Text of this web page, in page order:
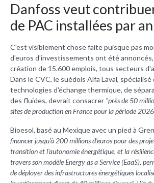
Danfoss veut
de PAC installées par an
C'est visiblement chose faite puisque pas
d'euros d'investissements ont été annoncés,
création de 15.600 emplois, tous secteurs
Dans le CVC, le suédois Alfa Laval, spécialisé
technologies d'échange thermique, de
des fluides, devrait consacrer "près de 50
sites de production en France pour la période
Bioesol, basé au Mexique avec un pied à
financer jusqu'à 200 millions d'euros pour des
transition et l'autonomie énergétique, et la
travers son modèle Energy as a Service (EaaS),
de déployer des infrastructures énergétiques